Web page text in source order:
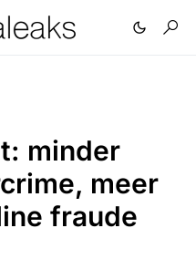
minder
meer
fraude